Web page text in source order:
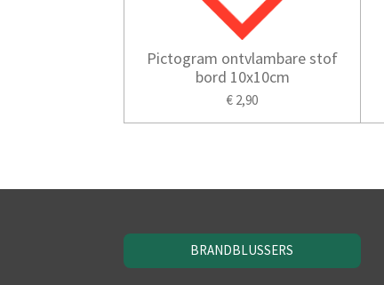
Pictogram ontvlambare stof
bord 10x10cm
€ 2,90
BRANDBLUSSERS